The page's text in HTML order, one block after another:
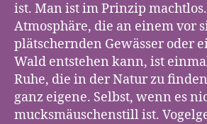
ist. Man ist im Prinzip
Atmosphäre, die an einem vor
plätschernden Gewässer oder
Wald entstehen kann, ist
Ruhe, die in der Natur zu
ganz eigene. Selbst, wenn es
mucksmäuschenstill ist.